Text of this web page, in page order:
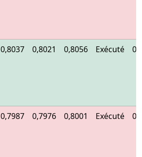
0,8037 0,8021 0,8056 Exécuté
0,7987 0,7976 0,8001 Exécuté